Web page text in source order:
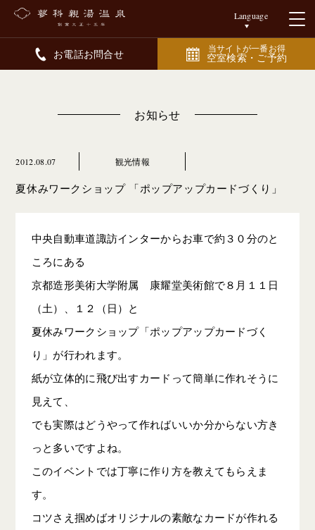
Language
お電話お問合せ 当サイトが一番お得
空室検索・ご予約
お知らせ
2012.08.07 観光情報
夏休みワークショップ 「ポップアップカードづくり」
中央自動車道諏訪インターからお車で約３０分のと
ころにある
京都造形美術大学附属 康耀堂美術館で８月１１日
（土）、１２（日）と
夏休みワークショップ「ポップアップカードづく
り」が行われます。
紙が立体的に飛び出すカードって簡単に作れそうに
見えて、
でも実際はどうやって作ればいいか分からない方き
っと多いですよね。
このイベントでは丁寧に作り方を教えてもらえま
す。
コツさえ掴めばオリジナルの素敵なカードが作れる